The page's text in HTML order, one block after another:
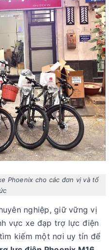
Phoenix cho các đơn vị và tổ
nghiệp, giữ vững vị
vực xe đạp trợ lực điện
kiếm một nơi uy tín để